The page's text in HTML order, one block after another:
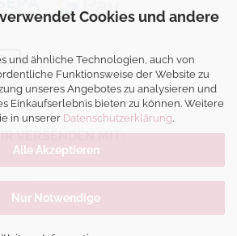
Cookies und andere
und ähnliche Technologien, auch von
Funktionsweise der Website zu
unseres Angebotes zu analysieren und
Einkaufserlebnis bieten zu können. Weitere
in unserer Datenschutzerklärung.
Alle Akzeptieren
Nur Notwendige
VERSENDEN MIT: